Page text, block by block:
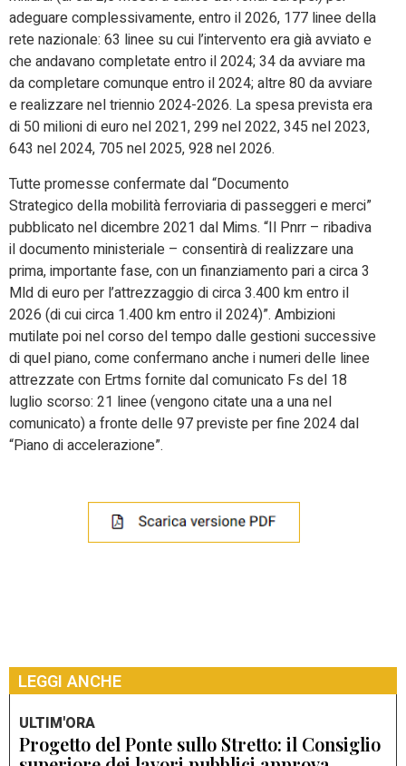
adeguare complessivamente, entro il 2026, 177 linee della
rete nazionale: 63 linee su cui l’intervento era già avviato e
che andavano completate entro il 2024; 34 da avviare ma
da completare comunque entro il 2024; altre 80 da avviare
e realizzare nel triennio 2024-2026. La spesa prevista era
di 50 milioni di euro nel 2021, 299 nel 2022, 345 nel 2023,
643 nel 2024, 705 nel 2025, 928 nel 2026.
Tutte promesse confermate dal “Documento
Strategico della mobilità ferroviaria di passeggeri e merci”
pubblicato nel dicembre 2021 dal Mims. “Il Pnrr – ribadiva
il documento ministeriale – consentirà di realizzare una
prima, importante fase, con un finanziamento pari a circa 3
Mld di euro per l’attrezzaggio di circa 3.400 km entro il
2026 (di cui circa 1.400 km entro il 2024)”. Ambizioni
mutilate poi nel corso del tempo dalle gestioni successive
di quel piano, come confermano anche i numeri delle linee
attrezzate con Ertms fornite dal comunicato Fs del 18
luglio scorso: 21 linee (vengono citate una a una nel
comunicato) a fronte delle 97 previste per fine 2024 dal
“Piano di accelerazione”.
LEGGI ANCHE
ULTIM'ORA
Progetto del Ponte sullo Stretto: il Consiglio